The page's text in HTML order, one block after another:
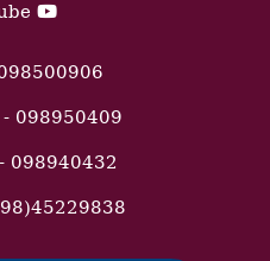
098950409
098940432